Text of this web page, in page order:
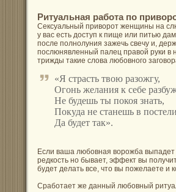
Ритуальная работа по
Сексуальный приворот женщины на
у вас есть доступ к пище или питью
после полнолуния зажечь свечу и,
послюнявленный палец правой руки в
трижды такие слова любовного
«Я страсть твою разожгу,
Огонь желания к себе
Не будешь ты покоя знать,
Покуда не станешь в
Да будет так».
Если ваша любовная ворожба
редкость но бывает, эффект вы
будет делать все, что вы пожелаете и
Сработает же данный любовный